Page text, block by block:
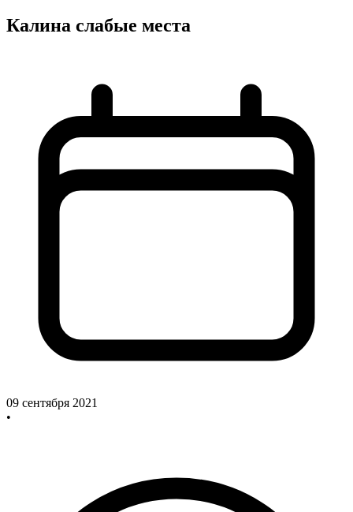
Калина слабые места
09 сентября 2021
•